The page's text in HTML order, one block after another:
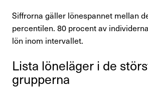
Siffrorna gäller lönespannet mellan
percentilen. 80 procent av
lön inom intervallet.
Lista löne­läger i de
grup­perna